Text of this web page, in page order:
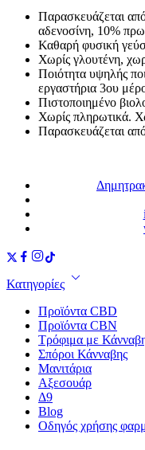
Παρασκευάζεται
αδενοσίνη, 10%
Καθαρή φυσική
Χωρίς γλουτένη,
Ποιότητα υψηλής
εργαστήρια 3ου
Πιστοποιημένο
Χωρίς πληρωτικά.
Παρασκευάζεται
Κατηγορίες
Προϊόντα CBD
Προϊόντα CBN
Τρόφιμα με
Σπόροι Κάνναβης
Μανιτάρια
Αξεσουάρ
Δ9
Blog
Οδηγός χρήσης